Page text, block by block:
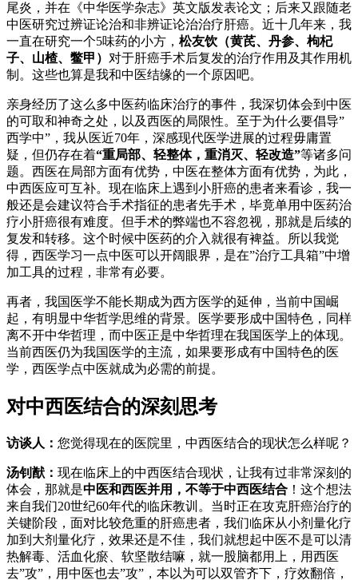
尾炎，并在《中华医学杂志》英文版发表论文；后来又跟随老
中医研究过辨证论治和非辨证论治治疗肝癌。近十几年来，我
一直在研究一个5味药的小方， 松友饮（黄芪、丹参、枸杞
子、山楂、鳖甲） 对于肝癌手术后复发的治疗作用及其作用机
制。这些也算是我和中医结缘的一个原因吧。
亲身经历了这么多中医药临床治疗的事件，我深切体会到中医
的可取和神奇之处，以及西医的局限性。至于为什么要倡导”
西学中”，我从医近70年，深感现代医学进展的过程毋庸置
疑，但仍存在着“重局部、轻整体，重消灭、轻改造”等诸多问
题。西医在局部方面有优势，中医在整体方面有优势，为此，
中西医应可互补。现在临床上遇到小肝癌的患者来看诊，我一
般还是会建议符合手术指征的患者先手术，毕竟单用中医药治
疗小肝癌很有难度。但手术的弊端也不容忽视，那就是后续的
复发和转移。这个时候中医药的介入就很有裨益。所以我觉
得，西医学习一点中医可以开阔眼界，是在”治疗工具箱”中增
加工具的过程，非常有必要。
再者，我国医学不能长期成为西方医学的延伸，当前中国崛
起，有明显中华哲学思维的背景。医学要形成中国特色，同样
离不开中华哲理，而中医正是中华哲理在我国医学上的体现。
当前西医仍为我国医学的主流，如果要形成有中国特色的医
学，西医学点中医就成为必需的前提。
对中西医结合的深刻思考
访谈人： 您觉得现在的医院里，中西医结合的现状怎么样呢？
汤钊猷： 现在临床上的中西医结合现状，让我有过非常深刻的
体会，那就是中医和西医并用，不等于中西医结合 ！这个想法
来自我们20世纪60年代的临床教训。当时正在攻克肝癌治疗的
关键阶段，面对比较危重的肝癌患者，我们临床从小剂量化疗
加到大剂量化疗，效果还是不佳，我们就想起中医不是可以清
热解毒、活血化瘀、软坚散结嘛，就一股脑都用上，用西医
去”攻”，用中医也去”攻”，本以为可以双管齐下，疗效翻倍，